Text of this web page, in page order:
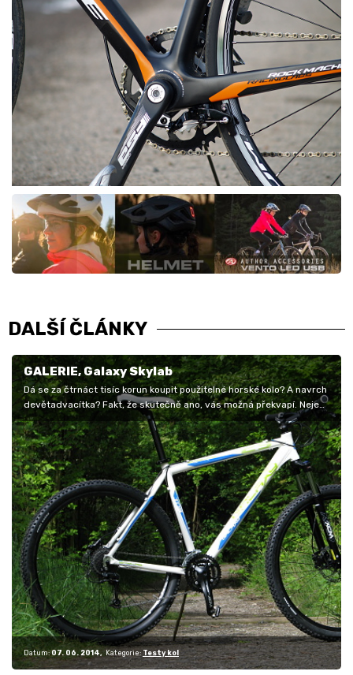
DALŠÍ ČLÁNKY
GALERIE, Galaxy Skylab
Dá se za čtrnáct tisíc korun koupit použitelné horské kolo? A navrch
devětadvacítka? Fakt, že skutečně ano, vás možná překvapí. Nejen,
že…
Datum: 07. 06. 2014 Kategorie: Testy kol